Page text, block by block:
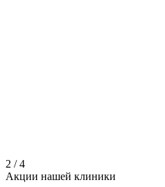
2 /4
Акции нашей клиники